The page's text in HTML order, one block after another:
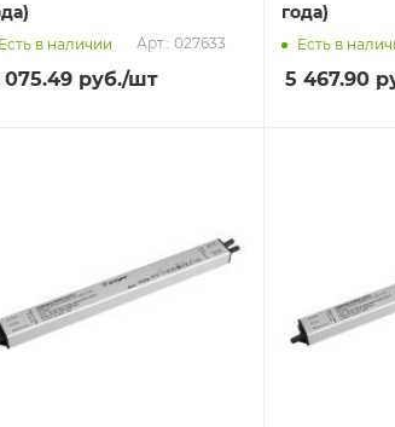
Есть в наличии Арт.: 027633
075.49руб./шт
года)
Есть в
5 467.90